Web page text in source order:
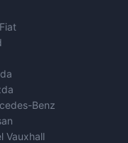
Benz
Vauxhall